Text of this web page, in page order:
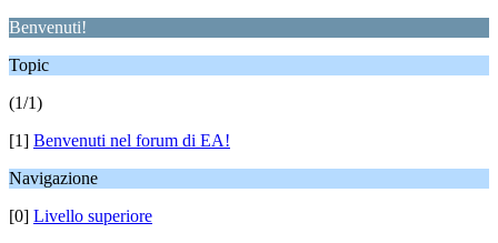
Benvenuti!
Topic
(1/1)
[1] Benvenuti nel forum di EA!
Navigazione
[0] Livello superiore